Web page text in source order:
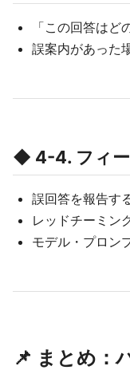
「この回答は
誤案内があった
◆ 4-4. フィー
誤回答を報告す
レッドチーミン
モデル・プロン
📌 まとめ：